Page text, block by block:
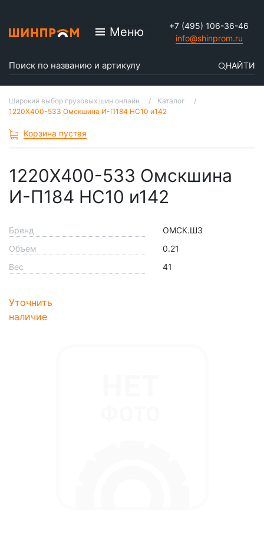
Меню
+7 (495) 106-36-46
info@shinprom.ru
НАЙТИ
Широкий выбор грузовых шин онлайн
Каталог
1220Х400-533 Омскшина И-П184 НС10 и142
Корзина пустая
1220Х400-533 Омскшина
И-П184 НС10 и142
Бренд
ОМСК.ШЗ
Объем
0.21
Вес
41
Уточнить
наличие